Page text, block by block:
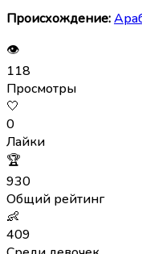
Происхождение:
👁
118
Просмотры
🤍
0
Лайки
🏆
930
Общий рейтинг
👶
409